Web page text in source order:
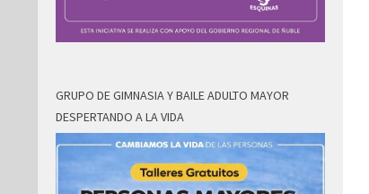
GRUPO DE GIMNASIA Y BAILE ADULTO MAYOR
DESPERTANDO A LA VIDA